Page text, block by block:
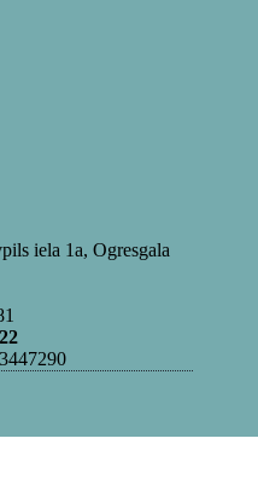
iela 1a, Ogresgala